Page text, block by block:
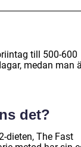
till 500-600
medan man
det?
dieten, The Fast